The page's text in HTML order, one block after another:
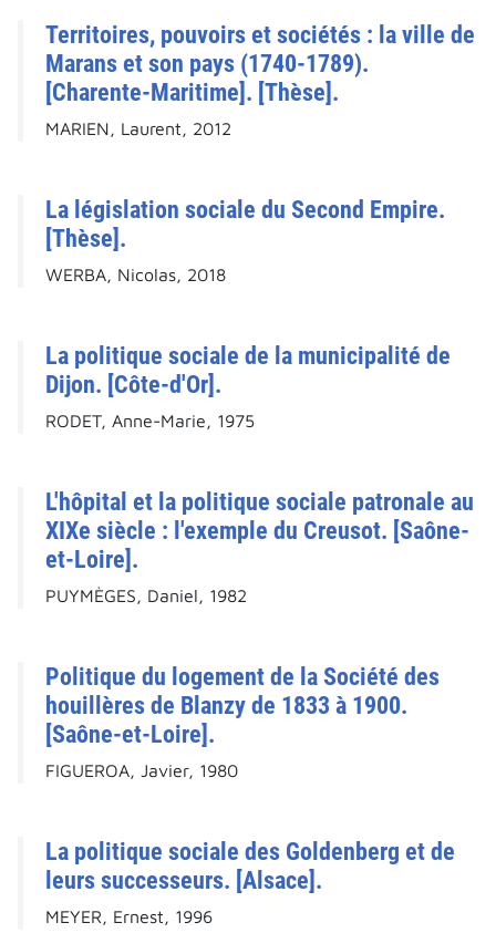
Territoires, pouvoirs et sociétés : la ville de
Marans et son pays (1740-1789).
[Charente-Maritime]. [Thèse].
MARIEN, Laurent, 2012
La législation sociale du Second Empire.
[Thèse].
WERBA, Nicolas, 2018
La politique sociale de la municipalité de
Dijon. [Côte-d'Or].
RODET, Anne-Marie, 1975
L'hôpital et la politique sociale patronale au
XIXe siècle : l'exemple du Creusot. [Saône-
et-Loire].
PUYMÈGES, Daniel, 1982
Politique du logement de la Société des
houillères de Blanzy de 1833 à 1900.
[Saône-et-Loire].
FIGUEROA, Javier, 1980
La politique sociale des Goldenberg et de
leurs successeurs. [Alsace].
MEYER, Ernest, 1996